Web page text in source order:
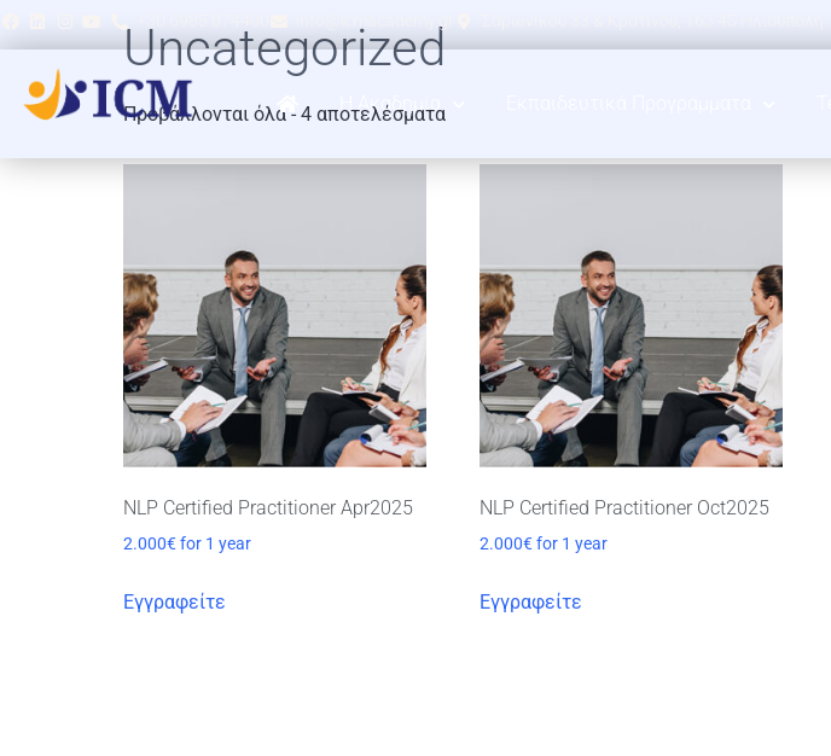
Η Ακαδημία
Uncategorized
Προβάλλονται όλα - 4 αποτελέσματα
NLP Certified Practitioner Apr2025
2.000€for 1 year
Εγγραφείτε
NLP Certified Practitioner Oct2025
2.000€ for 1 year
Εγγραφείτε